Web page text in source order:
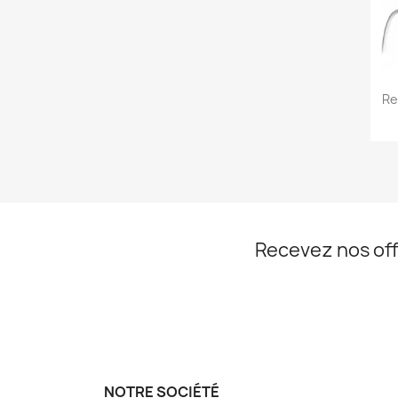
Recevez nos
NOTRE SOCIÉTÉ